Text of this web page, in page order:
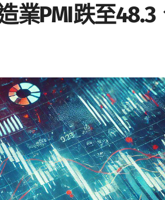
業PMI跌至